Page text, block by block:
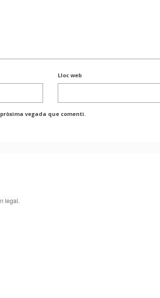
Lloc web
vegada que comenti.
legal.